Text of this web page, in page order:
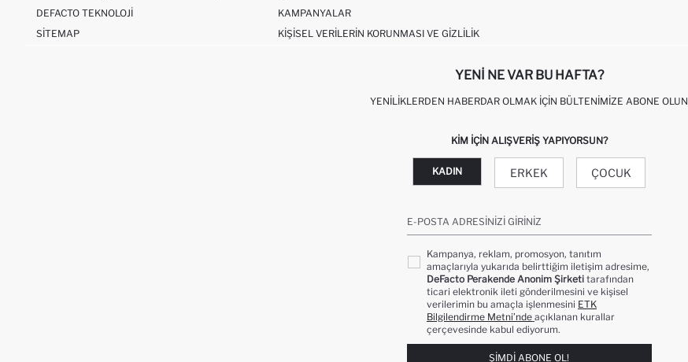
DEFACTO TEKNOLOJI
SITEMAP
KAMPANYALAR
KIŞISEL VERILERIN KORUNMASI VE GIZLILIK
YENI NE VAR BU HAFTA?
YENILIKLERDEN HABERDAR OLMAK İÇIN BÜLTENIMIZE ABONE OLUN
KIM IÇIN ALIŞVERIŞ YAPIYORSUN?
KADIN ERKEK ÇOCUK
E-POSTA ADRESINIZI GIRINIZ
Kampanya, reklam, promosyon, tanıtım
amaçlarıyla yukarıda belirttiğim iletişim adresime,
DeFacto Perakende Anonim Şirketi tarafından
ticari elektronik ileti gönderilmesini ve kişisel
verilerimin bu amaçla işlenmesini ETK
Bilgilendirme Metni’nde açıklanan kurallar
çerçevesinde kabul ediyorum.
ŞIMDI ABONE OL!